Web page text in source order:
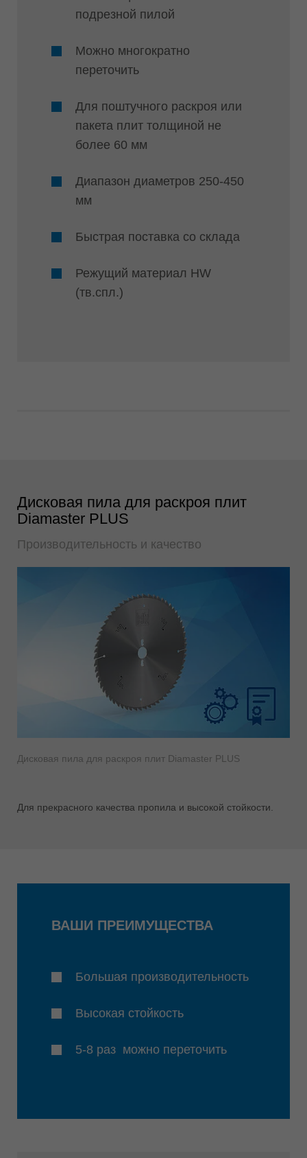
подрезной пилой
Можно многократно
переточить
Для поштучного раскроя или
пакета плит толщиной не
более 60 мм
Диапазон диаметров 250-450
мм
Быстрая поставка со склада
Режущий материал HW
(тв.спл.)
Дисковая пила для раскроя плит
Diamaster PLUS
Производительность и качество
Дисковая пила для раскроя плит Diamaster PLUS
Для прекрасного качества пропила и высокой стойкости.
ВАШИ ПРЕИМУЩЕСТВА
Большая производительность
Высокая стойкость
5-8 раз можно переточить